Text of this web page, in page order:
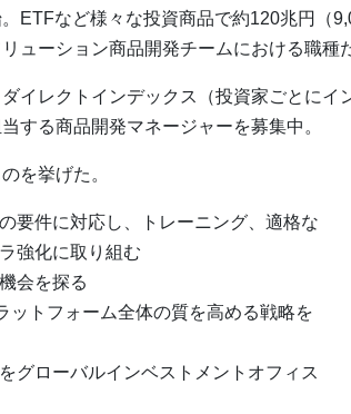
ETFなど様々な投資商品で約120兆円（
ューション商品開発チームにおける職種
イレクトインデックス（投資家ごとにイ
する商品開発マネージャーを募集中。
を挙げた。
要件に対応し、トレーニング、適格な
強化に取り組む
会を探る
ットフォーム全体の質を高める戦略を
グローバルインベストメントオフィス